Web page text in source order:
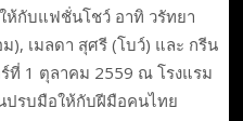
ห้กับแฟชั่นโชว์ อาทิ วรัทยา
), เมลดา สุศรี (โบว์) และ กรีน
ที่ 1 ตุลาคม 2559 ณ โรงแรม
ปรบมือให้กับฝีมือคนไทย